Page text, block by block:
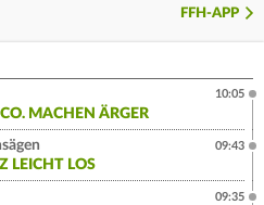
FFH-APP
MACHEN ÄRGER
10:05
LEICHT LOS
09:43
09:35